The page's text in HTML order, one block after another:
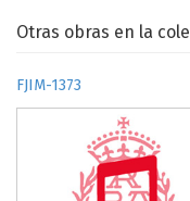
Otras obras en la
FJIM-1373